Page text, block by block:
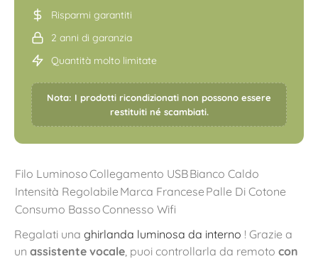
Risparmi garantiti
2 anni di garanzia
Quantità molto limitate
Nota: I prodotti ricondizionati non possono essere
restituiti né scambiati.
Filo LuminosoCollegamento USBBianco Caldo
Intensità Regolabile Marca Francese Palle Di Cotone
Consumo BassoConnesso Wifi
Regalati una ghirlanda luminosa da interno ! Grazie a
un assistente vocale , puoi controllarla da remoto con